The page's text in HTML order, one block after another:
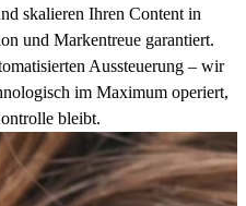
skalieren Ihren Content in
und Markentreue garantiert.
Aussteuerung – wir
im Maximum operiert,
bleibt.